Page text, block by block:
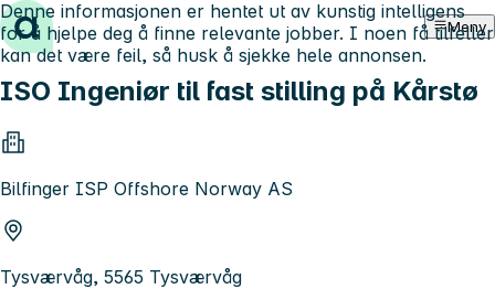
Hopp til innhold Meny
ISO Ingeniør til fast stilling på Kårstø
Bilfinger ISP Offshore Norway AS
Tysværvåg, 5565 Tysværvåg
Denne informasjonen er hentet ut av kunstig intelligens
for å hjelpe deg å finne relevante jobber. I noen få tilfeller
kan det være feil, så husk å sjekke hele annonsen.